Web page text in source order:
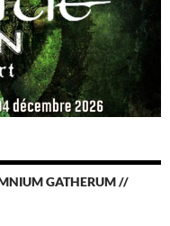
GATHERUM //